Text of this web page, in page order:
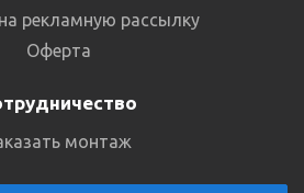
рекламную рассылку
Оферта
монтаж